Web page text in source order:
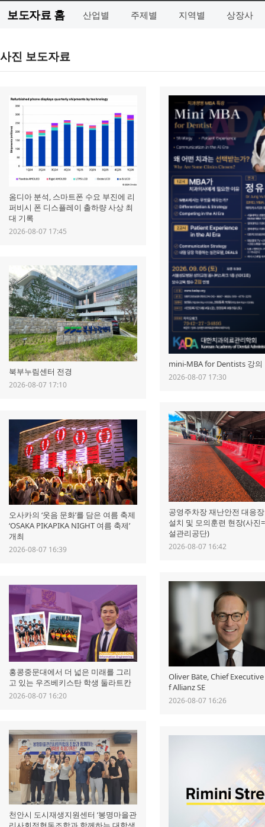
보도자료 홈 산업별 주제별 지역별 상장사
사진 보도자료
옴디아 분석, 스마트폰 수요 부진에 리
퍼비시 폰 디스플레이 출하량 사상 최
대 기록
2026-08-07 17:45
mini-MBA for Dentists 강의
2026-08-07 17:30
북부누림센터 전경
2026-08-07 17:10
공영주차장 재난안전 대응
설치 및 모의훈련 현장(사진
설관리공단)
2026-08-07 16:42
오사카의 ‘웃음 문화’를 담은 여름 축제
‘OSAKA PIKAPIKA NIGHT 여름 축제’
개최
2026-08-07 16:39
Oliver Bäte, Chief
f Allianz SE
2026-08-07 16:26
홍콩중문대에서 더 넓은 미래를 그리
고 있는 우즈베키스탄 학생 둘라트칸
2026-08-07 16:20
천안시 도시재생지원센터 ‘봉명마을관